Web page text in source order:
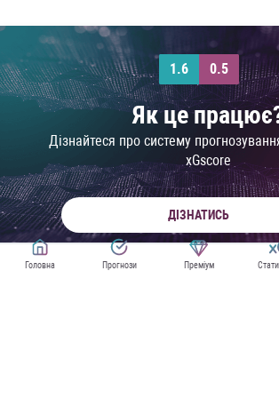
1.6 0.5
Як це
Дізнайтеся про систему
xGscore
ДІЗНАТИСЬ
Головна Прогнози Преміум